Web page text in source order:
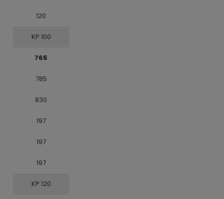
120
KP 100
765
785
830
197
197
197
KP 120